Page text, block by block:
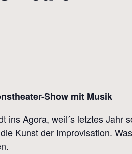
Show mit Musik
ins Agora, weil´s letztes
Kunst der Improvisation.